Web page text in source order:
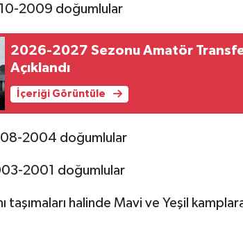
2009 doğumlular
2026-2027 Sezonu Amatör
Açıklandı
İçeriği Görüntüle
2004 doğumlular
2001 doğumlular
taşımaları halinde Mavi ve Yeşil